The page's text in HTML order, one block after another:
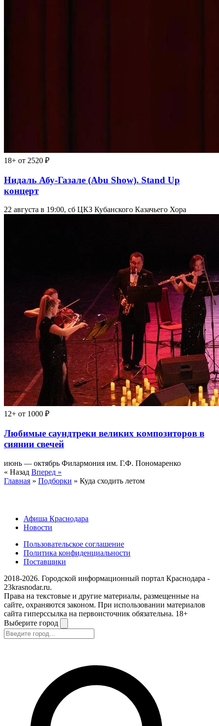
18+ от 2520 ₽
Нидаль Абу-Газале (Abu Show). Stand Up
концерт
22 августа в 19:00, сб ЦКЗ Кубанского Казачьего Хора
12+ от 1000 ₽
Любимые саундтреки великих композиторов в
сиянии свечей
июнь — октябрь Филармония им. Г.Ф. Пономаренко
« Назад Вперед »
Главная » Подборки » Куда сходить летом
Афиша Краснодара
Новости
Пользовательское соглашение
Политика конфиденциальности
Поставщики
2018-2026. Городской информационный портал Краснодара -
23krasnodar.ru.
Права на текстовые и другие материалы, размещенные на
сайте, охраняются законом. При использовании материалов
сайта гиперссылка на первоисточник обязательна. 18+
Выберите город